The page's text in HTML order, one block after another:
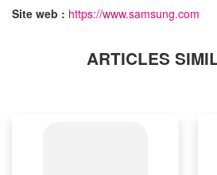
Site web : https://www.samsung.com
ARTICLES